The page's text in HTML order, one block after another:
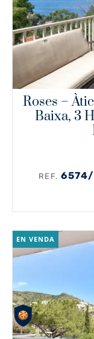
Roses –
Baixa, 3
REF.
EN VENDA